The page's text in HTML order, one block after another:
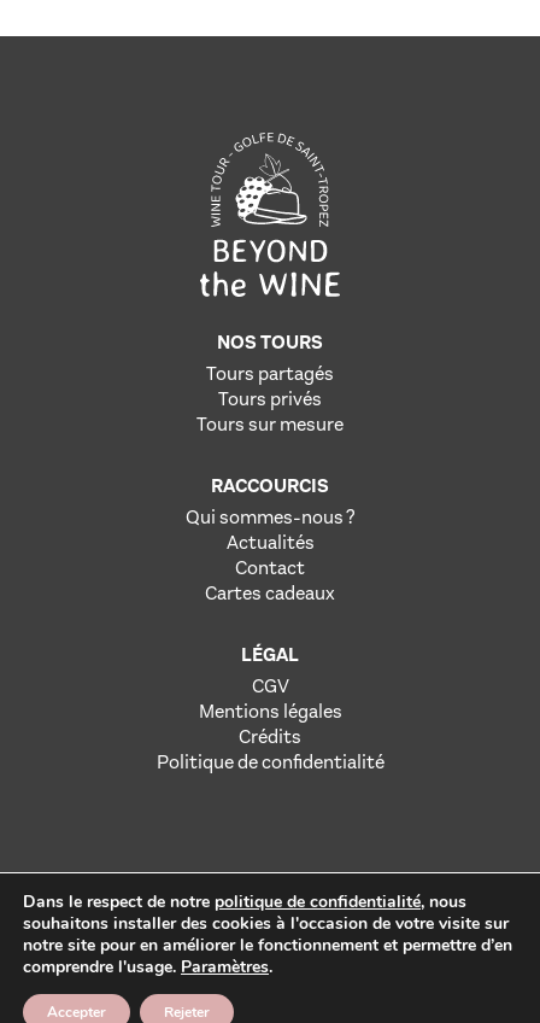
NOS TOURS
Tours partagés
Tours privés
Tours sur mesure
RACCOURCIS
Qui sommes-nous ?
Actualités
Contact
Cartes cadeaux
LÉGAL
CGV
Mentions légales
Crédits
Politique de confidentialité
L’abus d’alcool est dangereux pour la santé. À consommer avec
modération. Registre des Opérateurs et de Séjours : IM 083190009
et Licence de Transport 2024/93/0001072.
Dans le respect de notre politique de confidentialité, nous
souhaitons installer des cookies à l'occasion de votre visite sur
notre site pour en améliorer le fonctionnement et permettre d’en
comprendre l'usage. Paramètres.
Accepter Rejeter